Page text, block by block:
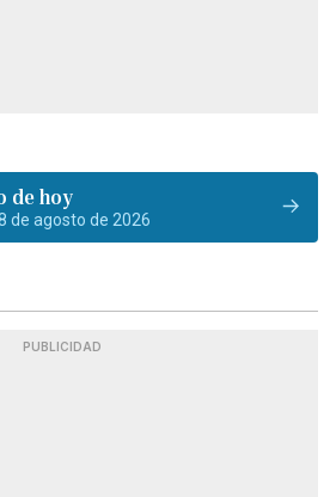
de hoy
de agosto de 2026
PUBLICIDAD